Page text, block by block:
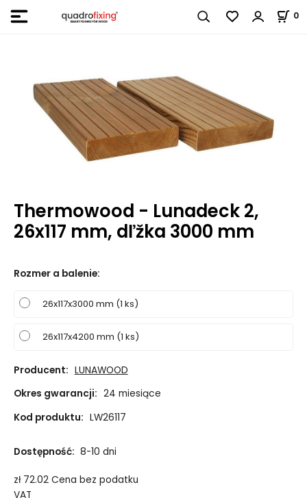
0
Thermowood - Lunadeck 2,
26x117 mm, dľžka 3000 mm
Rozmer a balenie:
26x117x3000 mm (1 ks)
26x117x4200 mm (1 ks)
Producent: LUNAWOOD
Okres gwarancji: 24 miesiące
Kod produktu: LW26117
Dostępność: 8-10 dni
zł 72.02 Cena bez podatku
VAT